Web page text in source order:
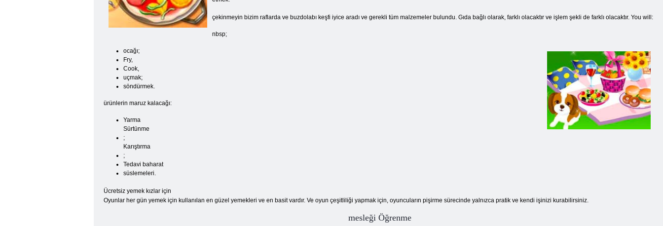
çekinmeyin bizim raflarda ve buzdolabı keşfi iyice aradı ve gerekli tüm malzemeler bulundu. Gıda bağlı olarak, farklı olacaktır ve işlem şekli de farklı olacaktır. You will:
nbsp;
ocağı;
Fry,
Cook,
uçmak;
söndürmek.
ürünlerin maruz kalacağı:
Yarma
Sürtünme
;
Karıştırma
;
Tedavi baharat
süslemeleri.
Ücretsiz yemek kızlar için
Oyunlar her gün yemek için kullanılan en güzel yemekleri ve en basit vardır. Ve oyun çeşitliliği yapmak için, oyuncuların pişirme sürecinde yalnızca pratik ve kendi işinizi kurabilirsiniz.
mesleği Öğrenme